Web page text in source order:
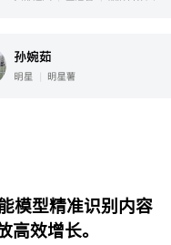
模型精准识别内容
高效增长。